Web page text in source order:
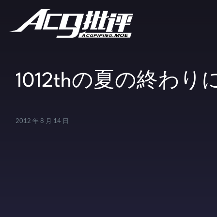
1012thの夏の終わり
2012 年 8 月 14 日